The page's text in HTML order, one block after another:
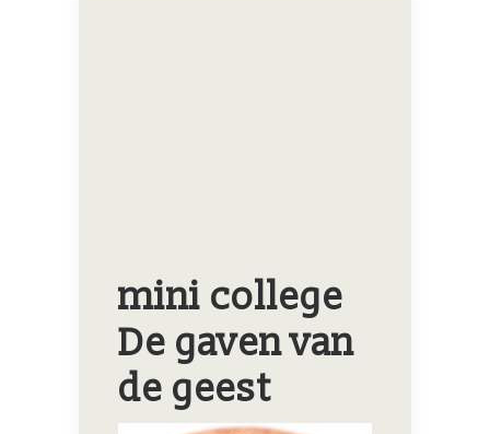
mini college
De gaven van
de geest